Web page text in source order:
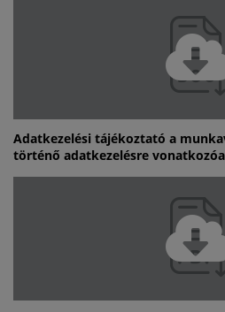
Adatkezelési tájékoztató a
történő adatkezelésre